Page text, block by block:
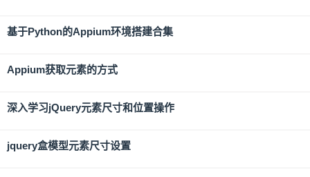
基于Python的Appium环境搭建合集
Appium获取元素的方式
深入学习jQuery元素尺寸和位置操作
jquery盒模型元素尺寸设置